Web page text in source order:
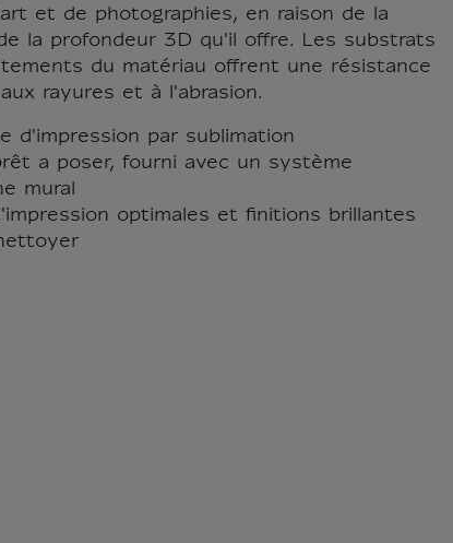
et de photographies, en raison de la
la profondeur 3D qu'il offre. Les substrats
du matériau offrent une résistance
rayures et à l'abrasion.
d'impression par sublimation
a poser, fourni avec un système
mural
optimales et finitions brillantes